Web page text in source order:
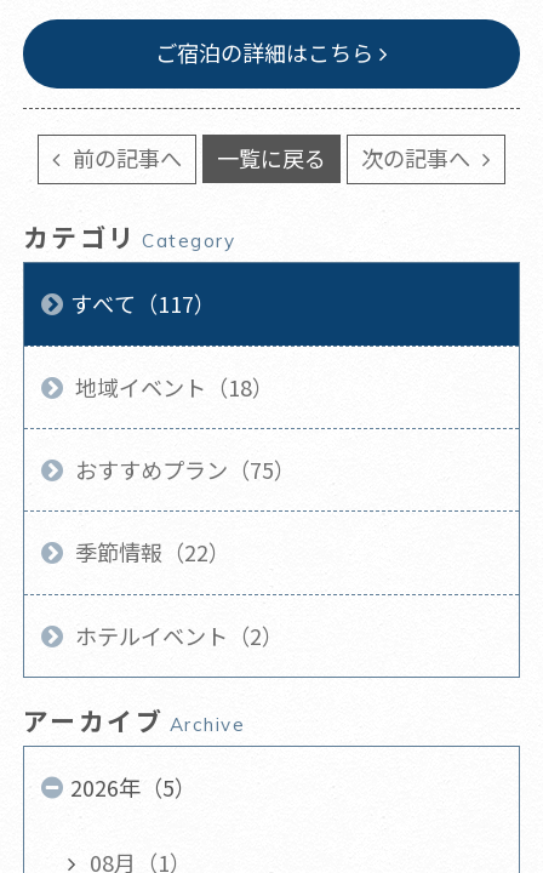
ご宿泊の詳細はこちら
前の記事へ 一覧に戻る 次の記事へ
カテゴリ Category
すべて（117）
地域イベント（18）
おすすめプラン（75）
季節情報（22）
ホテルイベント（2）
アーカイブ Archive
2026年（5）
08月（1）